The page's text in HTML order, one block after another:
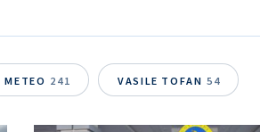
METEO 241 VASILE TOFAN 54
Am citit și sunt de acord cu